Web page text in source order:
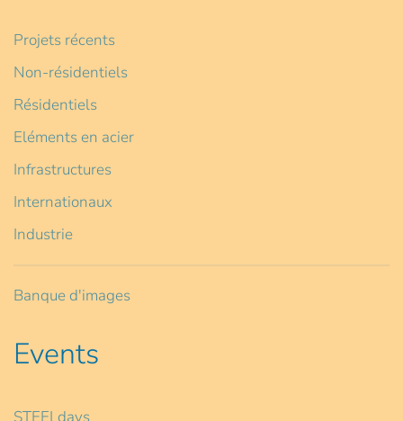
Projets récents
Non-résidentiels
Résidentiels
Eléments en acier
Infrastructures
Internationaux
Industrie
Banque d'images
Events
STEELdays